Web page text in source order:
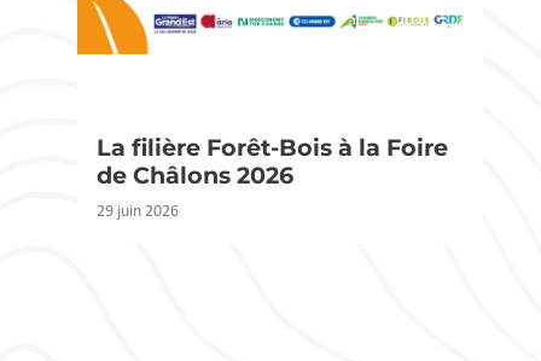
La filière Forêt-Bois à la Foire
de Châlons 2026
29 juin 2026